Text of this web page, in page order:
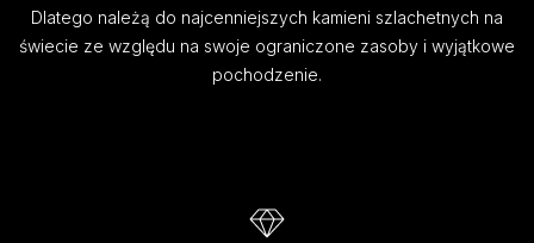
Dlatego należą do najcenniejszych kamieni szlachetnych na
świecie ze względu na swoje ograniczone zasoby i wyjątkowe
pochodzenie.